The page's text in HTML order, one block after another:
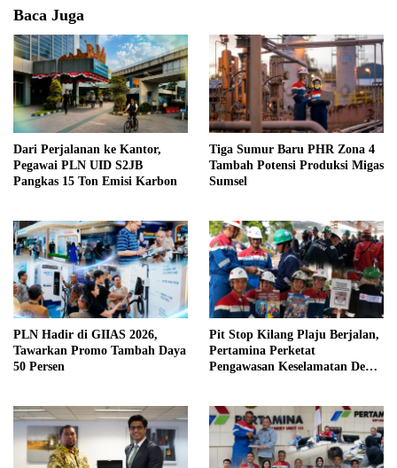
Baca Juga
Dari Perjalanan ke Kantor,
Pegawai PLN UID S2JB
Pangkas 15 Ton Emisi Karbon
Tiga Sumur Baru PHR Zona 4
Tambah Potensi Produksi Migas
Sumsel
PLN Hadir di GIIAS 2026,
Tawarkan Promo Tambah Daya
50 Persen
Pit Stop Kilang Plaju Berjalan,
Pertamina Perketat
Pengawasan Keselamatan Demi